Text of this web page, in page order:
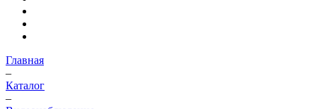
Главная
–
Каталог
–